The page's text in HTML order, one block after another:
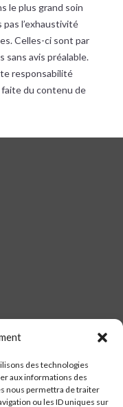
des technologies
aux informations des
nous permettra de traiter
ou les ID uniques sur
le plus grand soin
l’exhaustivité
Celles-ci sont par
sans avis préalable.
responsabilité
du contenu de